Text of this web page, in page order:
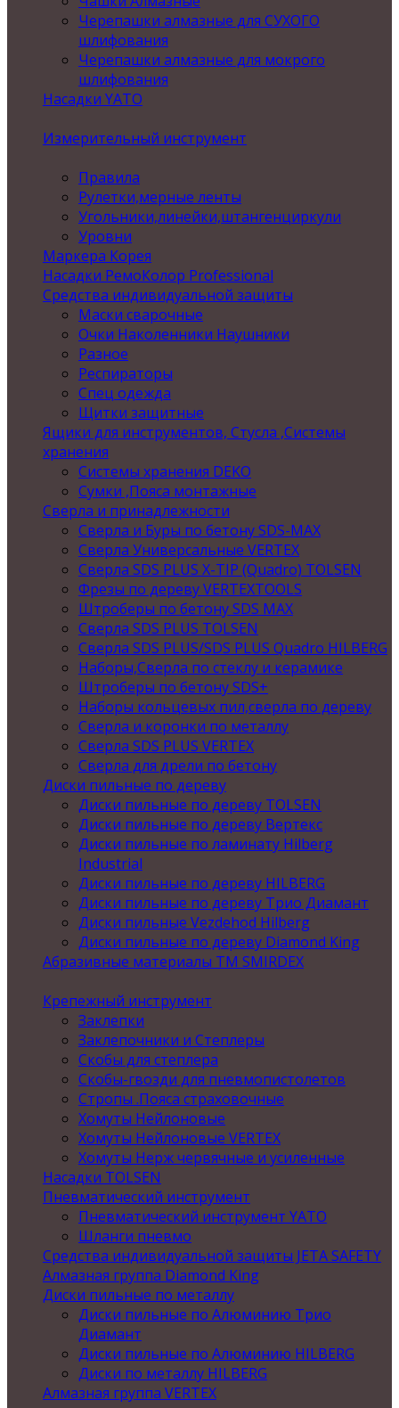
Черепашки алмазные для СУХОГО
шлифования
Черепашки алмазные для мокрого
шлифования
Насадки YATO
Измерительный инструмент
Правила
Рулетки,мерные ленты
Угольники,линейки,штангенциркули
Уровни
Маркера Корея
Насадки РемоКолор Professional
Средства индивидуальной защиты
Маски сварочные
Очки Наколенники Наушники
Разное
Респираторы
Спец одежда
Щитки защитные
Ящики для инструментов, Стусла ,Системы
хранения
Системы хранения DEKO
Сумки ,Пояса монтажные
Сверла и принадлежности
Сверла и Буры по бетону SDS-MAX
Сверла Универсальные VERTEX
Сверла SDS PLUS X-TIP (Quadro) TOLSEN
Фрезы по дереву VERTEXTOOLS
Штроберы по бетону SDS MAX
Сверла SDS PLUS TOLSEN
Сверла SDS PLUS/SDS PLUS Quadro HILBERG
Наборы,Сверла по стеклу и керамике
Штроберы по бетону SDS+
Наборы кольцевых пил,сверла по дереву
Сверла и коронки по металлу
Сверла SDS PLUS VERTEX
Сверла для дрели по бетону
Диски пильные по дереву
Диски пильные по дереву TOLSEN
Диски пильные по дереву Вертекс
Диски пильные по ламинату Hilberg
Industrial
Диски пильные по дереву HILBERG
Диски пильные по дереву Трио Диамант
Диски пильные Vezdehod Hilberg
Диски пильные по дереву Diamond King
Абразивные материалы ТМ SMIRDEX
Крепежный инструмент
Заклепки
Заклепочники и Степлеры
Скобы для степлера
Скобы-гвозди для пневмопистолетов
Стропы .Пояса страховочные
Хомуты Нейлоновые
Хомуты Нейлоновые VERTEX
Хомуты Нерж червячные и усиленные
Насадки TOLSEN
Пневматический инструмент
Пневматический инструмент YATO
Шланги пневмо
Средства индивидуальной защиты JETA SAFETY
Алмазная группа Diamond King
Диски пильные по металлу
Диски пильные по Алюминию Трио
Диамант
Диски пильные по Алюминию HILBERG
Диски по металлу HILBERG
Алмазная группа VERTEX